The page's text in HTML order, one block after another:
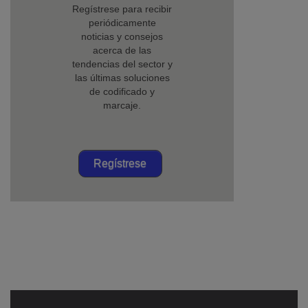
Regístrese para recibir
periódicamente
noticias y consejos
acerca de las
tendencias del sector y
las últimas soluciones
de codificado y
marcaje.
Regístrese